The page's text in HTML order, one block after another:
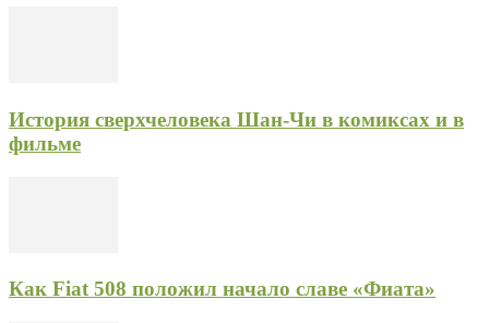
История сверхчеловека Шан-Чи в комиксах и в
фильме
Как Fiat 508 положил начало славе «Фиата»